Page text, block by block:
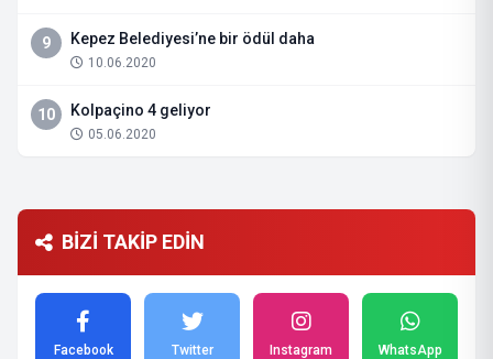
9 Kepez Belediyesi’ne bir ödül daha
10.06.2020
10 Kolpaçino 4 geliyor
05.06.2020
BİZİ TAKİP EDİN
Facebook Twitter Instagram WhatsApp